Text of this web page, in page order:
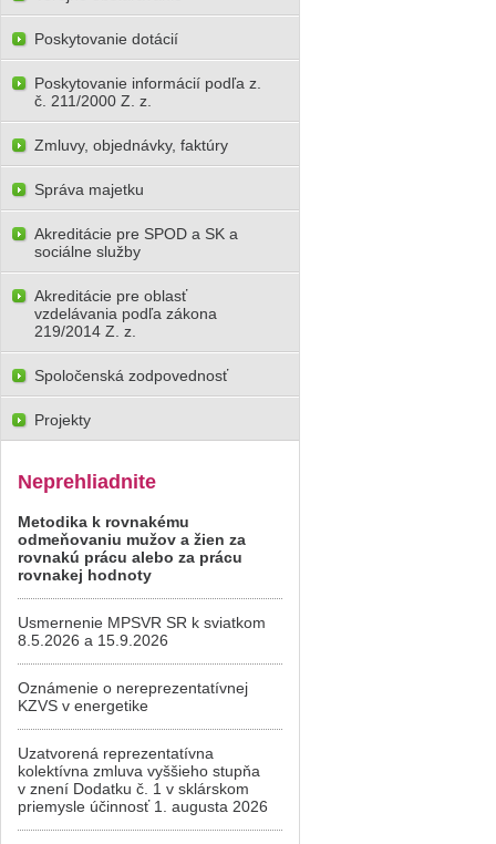
Poskytovanie dotácií
Poskytovanie informácií podľa z.
č. 211/2000 Z. z.
Zmluvy, objednávky, faktúry
Správa majetku
Akreditácie pre SPOD a SK a
sociálne služby
Akreditácie pre oblasť
vzdelávania podľa zákona
219/2014 Z. z.
Spoločenská zodpovednosť
Projekty
Neprehliadnite
Metodika k rovnakému
odmeňovaniu mužov a žien za
rovnakú prácu alebo za prácu
rovnakej hodnoty
Usmernenie MPSVR SR k sviatkom
8.5.2026 a 15.9.2026
Oznámenie o nereprezentatívnej
KZVS v energetike
Uzatvorená reprezentatívna
kolektívna zmluva vyššieho stupňa
v znení Dodatku č. 1 v sklárskom
priemysle účinnosť 1. augusta 2026